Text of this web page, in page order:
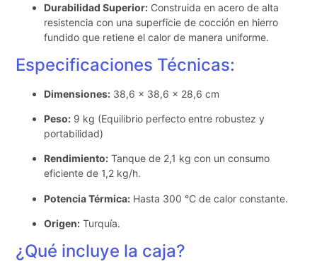
Durabilidad Superior: Construida en acero de alta
resistencia con una superficie de cocción en hierro
fundido que retiene el calor de manera uniforme.
Especificaciones Técnicas:
Dimensiones: 38,6 × 38,6 × 28,6 cm
Peso: 9 kg (Equilibrio perfecto entre robustez y
portabilidad)
Rendimiento: Tanque de 2,1 kg con un consumo
eficiente de 1,2 kg/h.
Potencia Térmica: Hasta 300 °C de calor constante.
Origen: Turquía.
¿Qué incluye la caja?